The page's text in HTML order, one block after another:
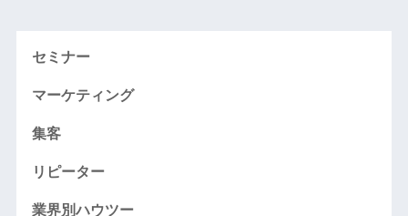
セミナー
マーケティング
集客
リピーター
業界別ハウツー